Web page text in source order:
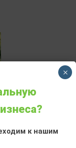
к нашим
×